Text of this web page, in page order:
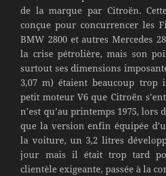
de la marque par Citroën.
conçue pour concurrencer les
BMW 2800 et autres Mercedes
la crise pétrolière, mais son
surtout ses dimensions
3,07 m) étaient beaucoup trop
petit moteur V6 que Citroën
n’est qu’au printemps 1975, lors
que la version enfin équipée
la voiture, un 3,2 litres
jour mais il était trop tard
clientèle exigeante, passée à la